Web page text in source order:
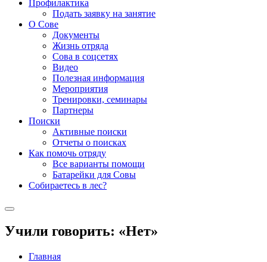
Профилактика
Подать заявку на занятие
О Сове
Документы
Жизнь отряда
Сова в соцсетях
Видео
Полезная информация
Мероприятия
Тренировки, семинары
Партнеры
Поиски
Активные поиски
Отчеты о поисках
Как помочь отряду
Все варианты помощи
Батарейки для Совы
Собираетесь в лес?
Учили говорить: «Нет»
Главная